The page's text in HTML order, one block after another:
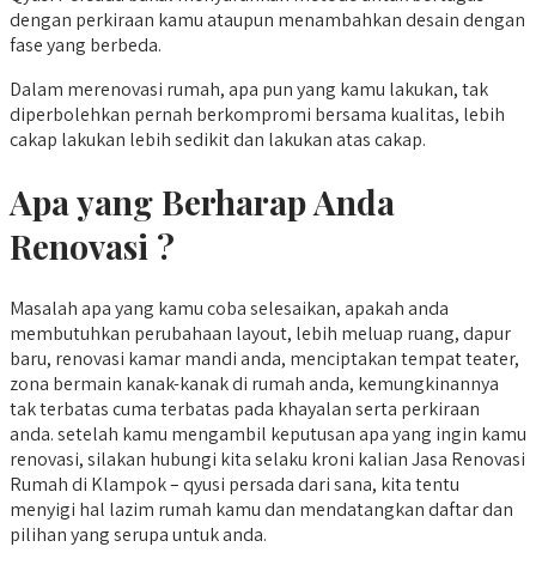
dengan perkiraan kamu ataupun menambahkan desain dengan
fase yang berbeda.
Dalam merenovasi rumah, apa pun yang kamu lakukan, tak
diperbolehkan pernah berkompromi bersama kualitas, lebih
cakap lakukan lebih sedikit dan lakukan atas cakap.
Apa yang Berharap Anda
Renovasi ?
Masalah apa yang kamu coba selesaikan, apakah anda
membutuhkan perubahaan layout, lebih meluap ruang, dapur
baru, renovasi kamar mandi anda, menciptakan tempat teater,
zona bermain kanak-kanak di rumah anda, kemungkinannya
tak terbatas cuma terbatas pada khayalan serta perkiraan
anda. setelah kamu mengambil keputusan apa yang ingin kamu
renovasi, silakan hubungi kita selaku kroni kalian Jasa Renovasi
Rumah di Klampok – qyusi persada dari sana, kita tentu
menyigi hal lazim rumah kamu dan mendatangkan daftar dan
pilihan yang serupa untuk anda.